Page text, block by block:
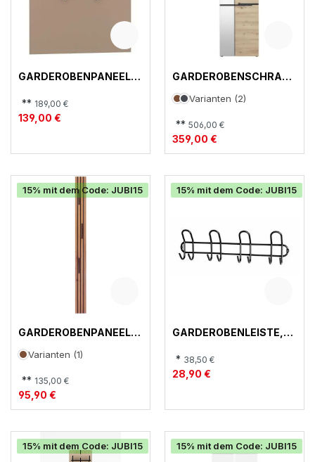
GARDEROBENPANEEL,
** 189,00 €
139,00 €
GARDEROBENSCHRANK
Varianten (2)
** 506,00 €
359,00 €
15% mit dem Code: JUBI15
GARDEROBENPANEEL,
Varianten (1)
** 135,00 €
95,90 €
15% mit dem Code: JUBI15
GARDEROBENLEISTE,
* 38,50 €
28,90 €
15% mit dem Code: JUBI15 15% mit dem Code: JUBI15